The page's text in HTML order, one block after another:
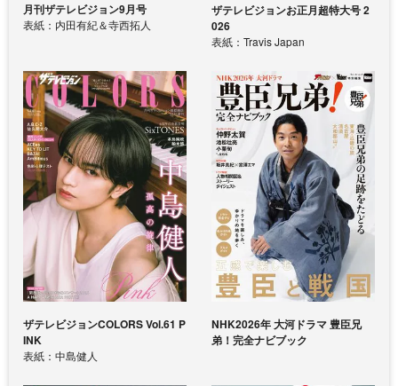
月刊ザテレビジョン9月号
表紙：内田有紀＆寺西拓人
ザテレビジョンお正月超特大号 2
026
表紙：Travis Japan
ザテレビジョンCOLORS Vol.61 P
INK
表紙：中島健人
NHK2026年 大河ドラマ 豊臣兄
弟！完全ナビブック